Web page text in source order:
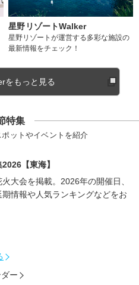
星野リゾートWalker
星野リゾートが運営する多彩な施設の
最新情報をチェック！
をもっと見る
特集
ットやイベントを紹介
【東海】
大会を掲載。2026年の開催日、
期情報や人気ランキングなどをお
ー